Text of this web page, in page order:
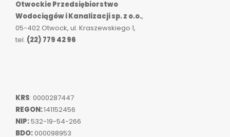
Otwockie Przedsiębiorstwo
Wodociągów i Kanalizacji sp. z o.o.,
05-402 Otwock, ul. Kraszewskiego 1,
tel. (22) 779 42 96
KRS: 0000287447
REGON:141152456
NIP:532-19-54-266
BDO:000098953